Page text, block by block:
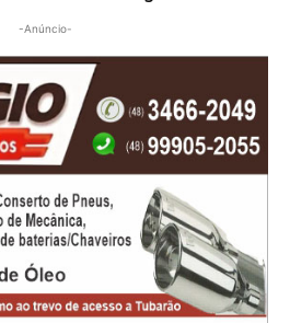
-Anúncio-